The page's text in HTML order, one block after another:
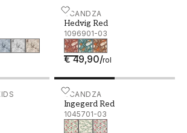
05 SCANDZA
Hedvig Red
1096901-03
€ 49,90/rol
Hedvig Red - 1096901-03
- 1092201-01SCANDZA
Ingegerd Red
1045701-03
Ingegerd Red - 1045701-